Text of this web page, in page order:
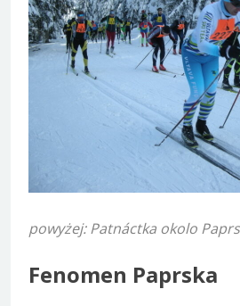
powyżej: Patnáctka okolo
Fenomen Paprska